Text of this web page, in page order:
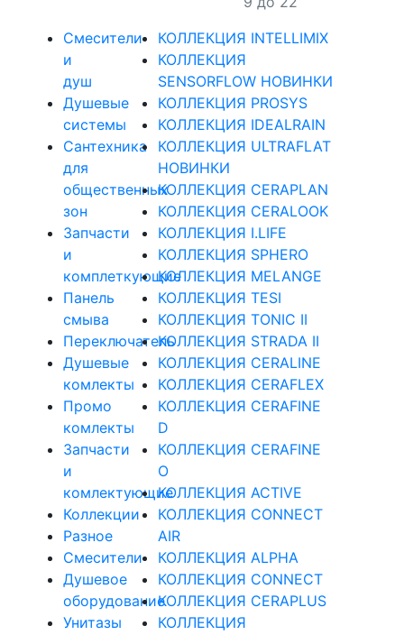
Смесители
и
душ
Душевые
системы
Сантехника
для
общественных
зон
Запчасти
и
комплеткующие
Панель
смыва
Переключатель
Душевые
комлекты
Промо
комлекты
Запчасти
и
комлектующие
Коллекции
Разное
Смесители
Душевое
оборудование
Унитазы
КОЛЛЕКЦИЯ INTELLIMIX
КОЛЛЕКЦИЯ
SENSORFLOW НОВИНКИ
КОЛЛЕКЦИЯ PROSYS
КОЛЛЕКЦИЯ IDEALRAIN
КОЛЛЕКЦИЯ ULTRAFLAT
НОВИНКИ
КОЛЛЕКЦИЯ CERAPLAN
КОЛЛЕКЦИЯ CERALOOK
КОЛЛЕКЦИЯ I.LIFE
КОЛЛЕКЦИЯ SPHERO
КОЛЛЕКЦИЯ MELANGE
КОЛЛЕКЦИЯ TESI
КОЛЛЕКЦИЯ TONIC II
КОЛЛЕКЦИЯ STRADA II
КОЛЛЕКЦИЯ CERALINE
КОЛЛЕКЦИЯ CERAFLEX
КОЛЛЕКЦИЯ CERAFINE
D
КОЛЛЕКЦИЯ CERAFINE
O
КОЛЛЕКЦИЯ ACTIVE
КОЛЛЕКЦИЯ CONNECT
AIR
КОЛЛЕКЦИЯ ALPHA
КОЛЛЕКЦИЯ CONNECT
КОЛЛЕКЦИЯ CERAPLUS
КОЛЛЕКЦИЯ